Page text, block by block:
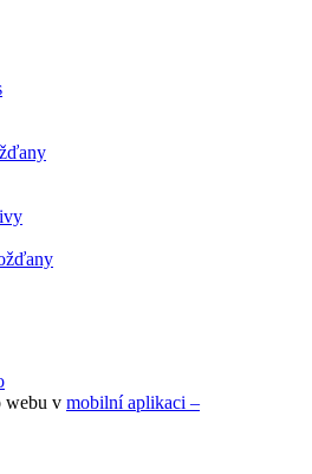
webu v mobilní aplikaci –